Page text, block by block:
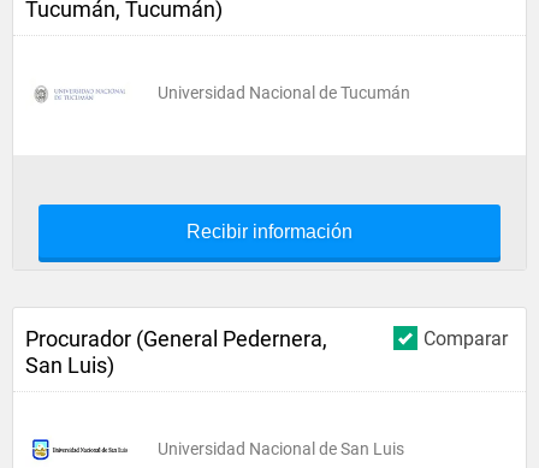
Tucumán, Tucumán)
Universidad Nacional de Tucumán
Recibir información
Comparar
Procurador (General Pedernera,
San Luis)
Universidad Nacional de San Luis